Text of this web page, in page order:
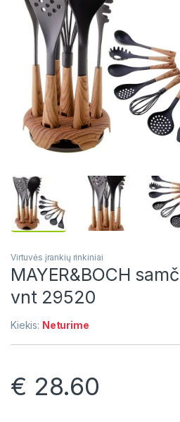
Virtuvės įrankių rinkiniai
MAYER&BOCH
vnt 29520
Kiekis: Neturime
€ 28.60